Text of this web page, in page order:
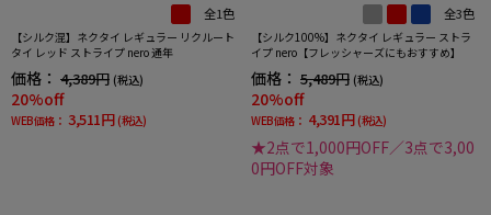
全1色
【シルク混】ネクタイ レギュラー リクルート
タイ レッド ストライプ nero 通年
価格： 4,389円 (税込)
20%off
WEB価格： 3,511円 (税込)
全3色
【シルク100%】ネクタイ レギュラー ストラ
イプ nero【フレッシャーズにもおすすめ】
価格： 5,489円 (税込)
20%off
WEB価格： 4,391円 (税込)
★2点で1,000円OFF／3点で3,00
0円OFF対象